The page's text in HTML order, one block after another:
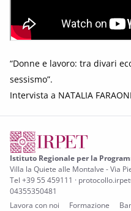
“Donne e lavoro: tra divari
sessismo”.
Intervista a NATALIA FARAONI
Istituto Regionale per la
Villa la Quiete alle Montalve - Via
Tel +39 55 459111 ·
04355350481
Lavora con noi
Formazione